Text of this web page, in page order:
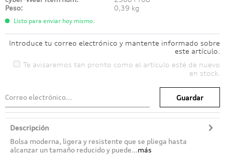
Peso:
0,39 kg
Listo para enviar hoy mismo.
Introduce tu correo electrónico y mantente informado sobre
este artículo.
Te avisaremos tan pronto como el artículo esté de nuevo
en stock.
Guardar
Descripción
Bolsa moderna, ligera y resistente que se pliega hasta
alcanzar un tamaño reducido y puede...más